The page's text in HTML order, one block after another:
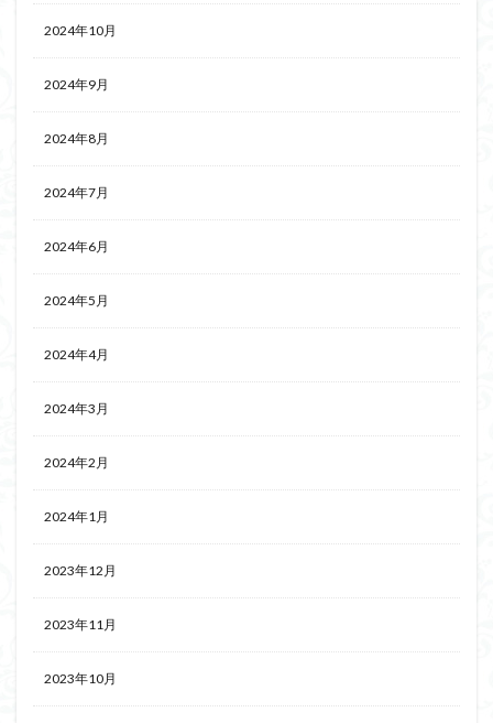
2024年10月
2024年9月
2024年8月
2024年7月
2024年6月
2024年5月
2024年4月
2024年3月
2024年2月
2024年1月
2023年12月
2023年11月
2023年10月